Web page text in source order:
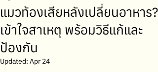
แมวท้องเสียหลังเปลี่ยนอาหาร?
เข้าใจสาเหตุ พร้อมวิธีแก้และ
ป้องกัน
Updated: Apr 24